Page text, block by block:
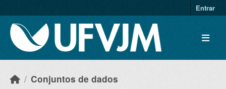
Entrar
Conjuntos de dados